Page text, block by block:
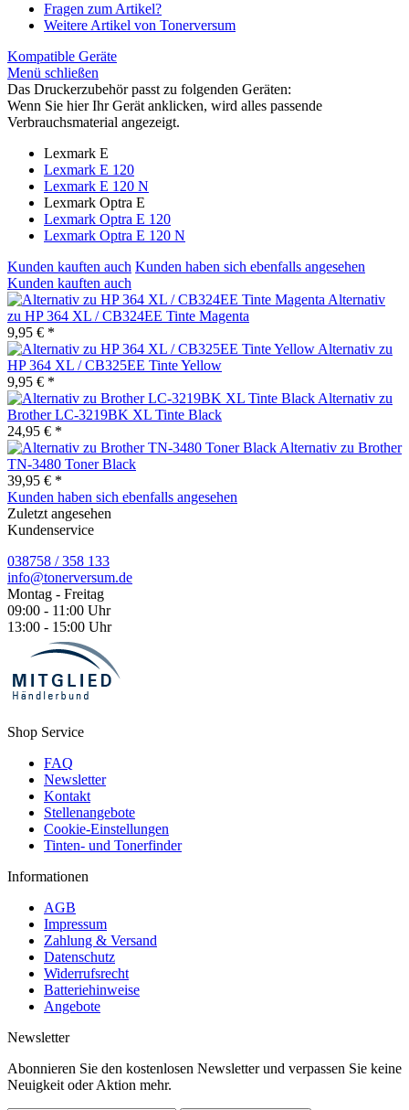
Fragen zum Artikel?
Weitere Artikel von Tonerversum
Kompatible Geräte
Menü schließen
Das Druckerzubehör passt zu folgenden Geräten:
Wenn Sie hier Ihr Gerät anklicken, wird alles passende
Verbrauchsmaterial angezeigt.
Lexmark E
Lexmark E 120
Lexmark E 120 N
Lexmark Optra E
Lexmark Optra E 120
Lexmark Optra E 120 N
Kunden kauften auch Kunden haben sich ebenfalls angesehen
Kunden kauften auch
Alternativ
zu HP 364 XL / CB324EE Tinte Magenta
9,95 € *
Alternativ zu
HP 364 XL / CB325EE Tinte Yellow
9,95 € *
Alternativ zu
Brother LC-3219BK XL Tinte Black
24,95 € *
Alternativ zu Brother
TN-3480 Toner Black
39,95 € *
Kunden haben sich ebenfalls angesehen
Zuletzt angesehen
Kundenservice
038758 / 358 133
info@tonerversum.de
Montag - Freitag
09:00 - 11:00 Uhr
13:00 - 15:00 Uhr
Shop Service
FAQ
Newsletter
Kontakt
Stellenangebote
Cookie-Einstellungen
Tinten- und Tonerfinder
Informationen
AGB
Impressum
Zahlung & Versand
Datenschutz
Widerrufsrecht
Batteriehinweise
Angebote
Newsletter
Abonnieren Sie den kostenlosen Newsletter und verpassen Sie keine
Neuigkeit oder Aktion mehr.